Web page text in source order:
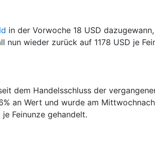
in der Vorwoche 18 USD
nun wieder zurück auf 1178 USD je
dem Handelsschluss der
an Wert und wurde am
je Feinunze gehandelt.